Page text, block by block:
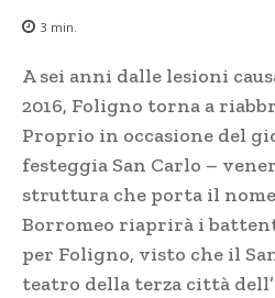
3 min.
A sei anni dalle lesioni
2016, Foligno torna a
Proprio in occasione del
festeggia San Carlo –
struttura che porta il
Borromeo riaprirà i
per Foligno, visto che il
teatro della terza città